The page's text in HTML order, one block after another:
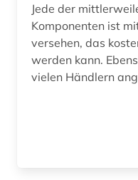
norm (1)
Jede der
Komponenten ist
versehen, das
werden kann. Ebenso werden Preis-Feeds von
vielen Händlern